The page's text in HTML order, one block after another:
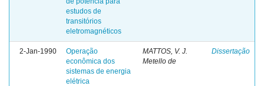
estudos de
transitórios
eletromagnéticos
2-Jan-1990
Operação
econômica dos
sistemas de energia
elétrica
MATTOS, V. J.
Metello de
Dissertação